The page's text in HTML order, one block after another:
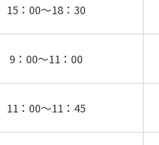
15：00～18：30
9：00～11：00
11：00～11：45